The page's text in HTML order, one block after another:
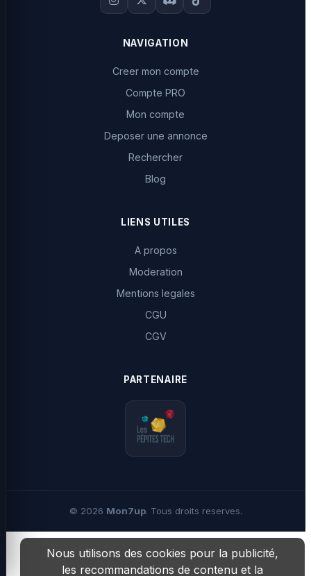
Nous utilisons des cookies pour la publicité,
les recommandations de contenu et la
NAVIGATION
Creer mon compte
Compte PRO
Mon compte
Deposer une annonce
Rechercher
Blog
LIENS UTILES
A propos
Moderation
Mentions legales
CGU
CGV
PARTENAIRE
© 2026 Mon7up. Tous droits reserves.